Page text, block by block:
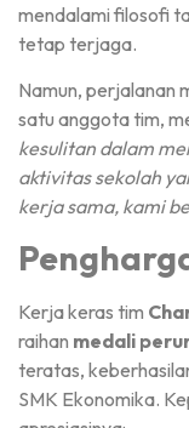
mendalami filosofi
tetap terjaga.
Namun, perjalanan
satu anggota tim,
kesulitan dalam
aktivitas sekolah
kerja sama, kami
Kerja keras tim
raihan medali
teratas,
SMK Ekonomika.